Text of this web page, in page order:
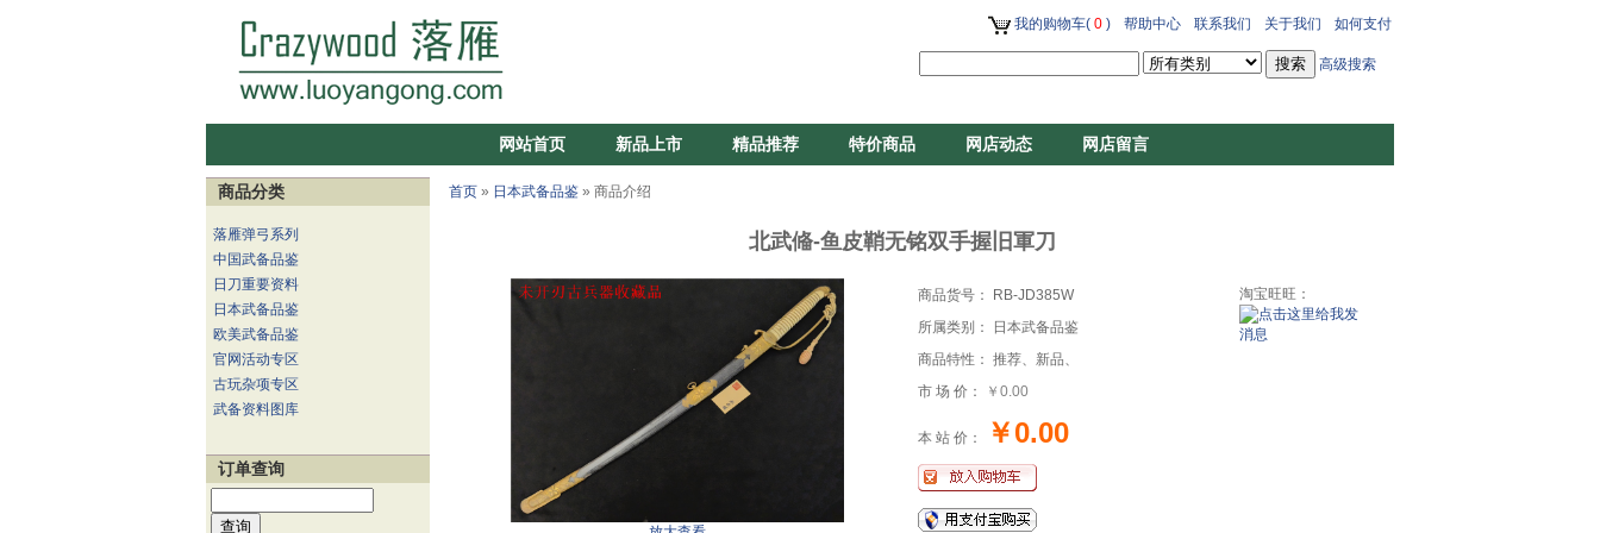
我的购物车( 0 ) 帮助中心 联系我们 关于我们 如何支付
高级搜索
网站首页 新品上市 精品推荐 特价商品 网店动态 网店留言
商品分类
落雁弹弓系列
中国武备品鉴
日刀重要资料
日本武备品鉴
欧美武备品鉴
官网活动专区
古玩杂项专区
武备资料图库
订单查询
首页 » 日本武备品鉴 » 商品介绍
北武偹-鱼皮鞘无铭双手握旧軍刀
商品货号： RB-JD385W
所属类别： 日本武备品鉴
商品特性： 推荐、新品、
市 场 价：
￥0.00
本 站 价： ￥0.00
淘宝旺旺：